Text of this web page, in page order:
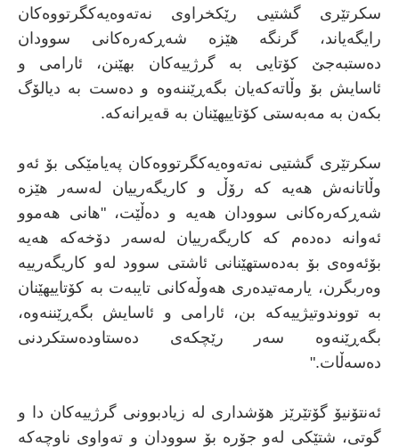
سکرتێری گشتیی رێکخراوی نەتەوەیەکگرتووەکان
رایگەیاند، گرنگە هێزە شەڕکەرەکانی سوودان
دەستبەجێ کۆتایی بە گرژییەکان بهێنن، ئارامی و
ئاسایش بۆ وڵاتەکەیان بگەڕێننەوە و دەست بە دیالۆگ
بکەن بە مەبەستی کۆتاییهێنان بە قەیرانەکە.
سکرتێری گشتیی نەتەوەیەکگرتووەکان پەیامێکی بۆ ئەو
وڵاتانەش هەیە کە رۆڵ و کاریگەرییان لەسەر هێزە
شەڕکەرەکانی سوودان هەیە و دەڵێت، "هانی هەموو
ئەوانە دەدەم کە کاریگەرییان لەسەر دۆخەکە هەیە
بۆئەوەی بۆ بەدەستهێنانی ئاشتی سوود لەو کاریگەرییە
وەربگرن، یارمەتیدەری هەوڵەکانی تایبەت بە کۆتاییهێنان
بە تووندوتیژییەکە بن، ئارامی و ئاسایش بگەڕێننەوە،
بگەڕێنەوە سەر رێچکەی دەستاودەستکردنی
دەسەڵات."
ئەنتۆنیۆ گۆتێرێز هۆشداری لە زیادبوونی گرژییەکان دا و
گوتی، شتێکی لەو جۆرە بۆ سوودان و تەواوی ناوچەکە